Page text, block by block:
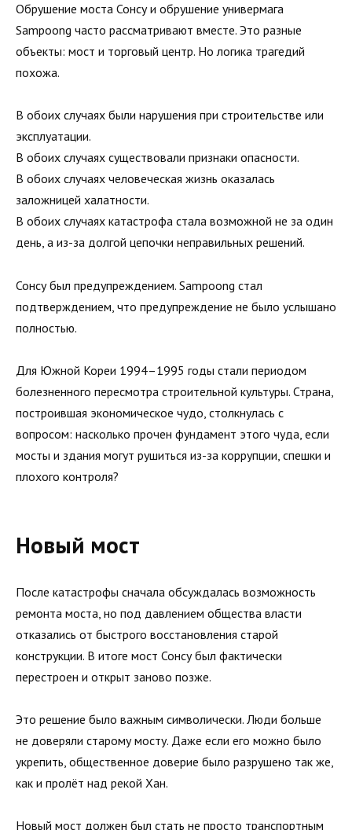
Обрушение моста Сонсу и обрушение универмага
Sampoong часто рассматривают вместе. Это разные
объекты: мост и торговый центр. Но логика трагедий
похожа.
В обоих случаях были нарушения при строительстве или
эксплуатации.
В обоих случаях существовали признаки опасности.
В обоих случаях человеческая жизнь оказалась
заложницей халатности.
В обоих случаях катастрофа стала возможной не за один
день, а из-за долгой цепочки неправильных решений.
Сонсу был предупреждением. Sampoong стал
подтверждением, что предупреждение не было услышано
полностью.
Для Южной Кореи 1994–1995 годы стали периодом
болезненного пересмотра строительной культуры. Страна,
построившая экономическое чудо, столкнулась с
вопросом: насколько прочен фундамент этого чуда, если
мосты и здания могут рушиться из-за коррупции, спешки и
плохого контроля?
Новый мост
После катастрофы сначала обсуждалась возможность
ремонта моста, но под давлением общества власти
отказались от быстрого восстановления старой
конструкции. В итоге мост Сонсу был фактически
перестроен и открыт заново позже.
Это решение было важным символически. Люди больше
не доверяли старому мосту. Даже если его можно было
укрепить, общественное доверие было разрушено так же,
как и пролёт над рекой Хан.
Новый мост должен был стать не просто транспортным